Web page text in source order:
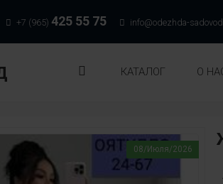
+7 (965) 425 55 75 info@odezhda-
КАТАЛОГ О
08/Июля/2026